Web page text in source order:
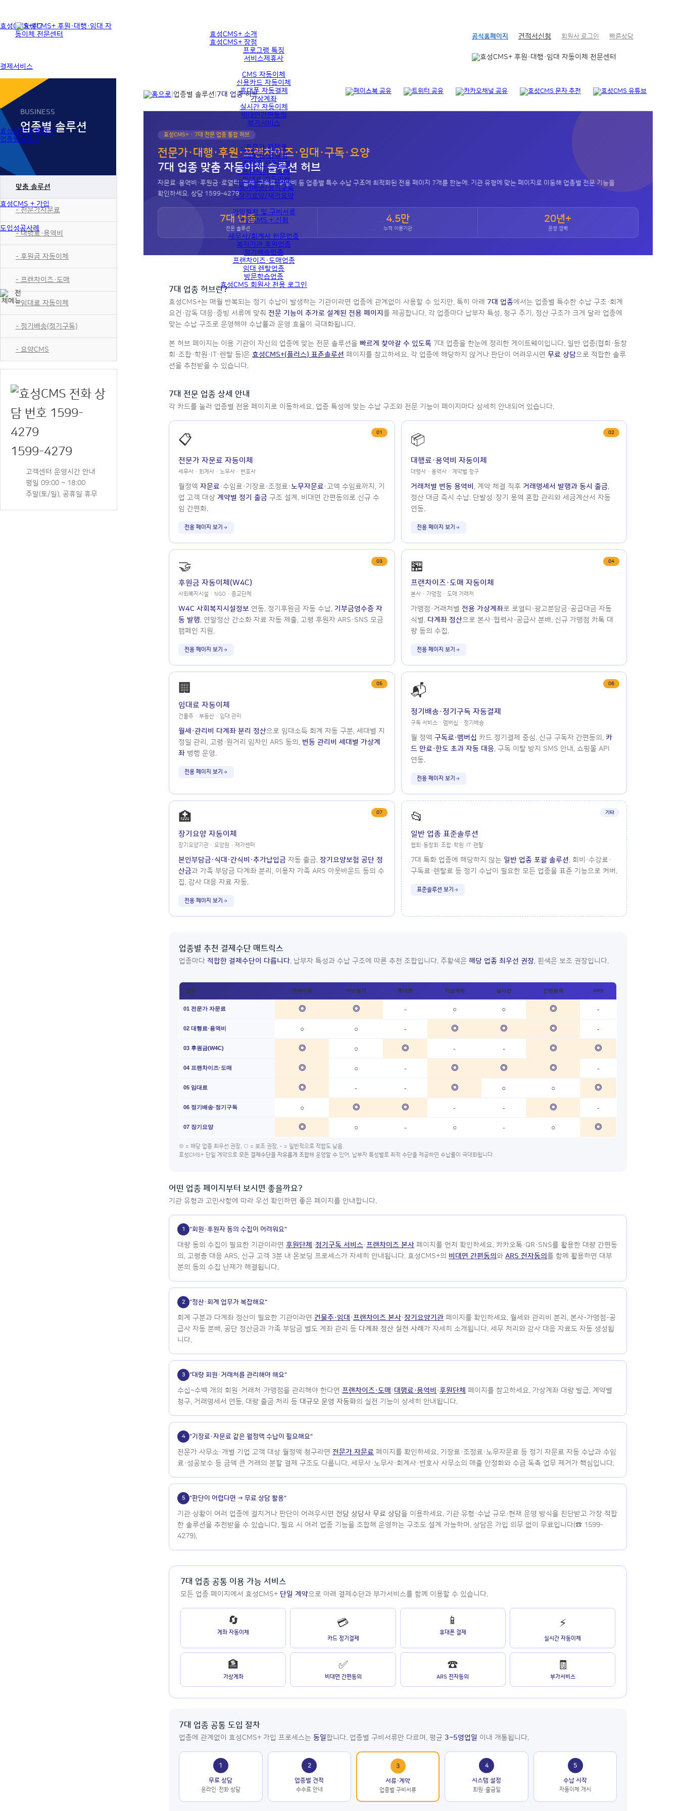
공식홈페이지 견적서신청 회원사 로그인 빠른상담
효성CMS+란?
효성CMS+ 소개
효성CMS+ 장점
프로그램 특징
서비스제휴사
결제서비스
CMS 자동이체
신용카드 자동이체
휴대폰 자동결제
가상계좌
실시간 자동이체
비대면간편동의
부가서비스
효성CMS+(플러스)
업종별솔루션
- 전문가 자문료
- 대행료·용역비
- 후원금 자동이체
- 프랜차이즈 도매
- 임대료 자동이체
- 정기배송/정기구독
- 장기요양/재가요양
효성CMS + 가입
가입절차 및 구비서류
효성CMS + 신청
도입성공사례
세무사/회계사 전문업종
복지기관 후원업종
정기배송업종
프랜차이즈·도매업종
임대 렌탈업종
방문학습업종
효성CMS 회원사 전용 로그인
BUSINESS
업종별 솔루션
맞춤 솔루션
- 전문가자문료
- 대행료·용역비
- 후원금 자동이체
- 프랜차이즈·도매
- 임대료 자동이체
- 정기배송(정기구독)
- 요양CMS
1599-4279
고객센터 운영시간 안내
평일 09:00 ~ 18:00
주말(토/일), 공휴일 휴무
| 업종별 솔루션 7대 업종 허브
효성CMS+ · 7대 전문 업종 통합 허브
전문가·대행·후원·프랜차이즈·임대·구독·요양
7대 업종 맞춤 자동이체 솔루션 허브
자문료·용역비·후원금·로열티·월세·구독료·요양비 등 업종별 특수 수납 구조에 최적화된 전용 페이지 7개를 한눈에. 기관 유형에 맞는 페이지로 이동해 업종별 전문 기능을
확인하세요. 상담 1599-4279.
7대 업종
전문 솔루션
4.5만
누적 이용기관
20년+
운영 경력
7대 업종 허브란?
효성CMS+는 매월 반복되는 정기 수납이 발생하는 기관이라면 업종에 관계없이 사용할 수 있지만, 특히 아래7대 업종에서는 업종별 특수한 수납 구조·회계
요건·감독 대응·증빙 서류에 맞춰전문 기능이 추가로 설계된 전용 페이지를 제공합니다. 각 업종마다 납부자 특성, 청구 주기, 정산 구조가 크게 달라 업종에
맞는 수납 구조로 운영해야 수납률과 운영 효율이 극대화됩니다.
본 허브 페이지는 이용 기관이 자신의 업종에 맞는 전문 솔루션을빠르게 찾아갈 수 있도록 7대 업종을 한눈에 정리한 게이트웨이입니다. 일반 업종(협회·동창
회·조합·학원·IT·렌탈 등)은효성CMS+(플러스) 표준솔루션 페이지를 참고하세요. 각 업종에 해당하지 않거나 판단이 어려우시면무료 상담으로 적합한 솔루
션을 추천받을 수 있습니다.
7대 전문 업종 상세 안내
각 카드를 눌러 업종별 전용 페이지로 이동하세요. 업종 특성에 맞는 수납 구조와 전문 기능이 페이지마다 상세히 안내되어 있습니다.
01
📋
전문가 자문료 자동이체
세무사 · 회계사 · 노무사 · 변호사
월정액자문료·수임료·기장료·조정료·노무자문료·고액 수임료까지, 기
업 고객 대상계약별 정기 출금 구조 설계. 비대면 간편동의로 신규 수
임 간편화.
전용 페이지 보기
02
📦
대행료·용역비 자동이체
대행사 · 용역사 · 계약별 청구
거래처별 변동 용역비 , 계약 체결 직후 거래명세서 발행과 동시 출금,
정산 대금 즉시 수납. 단발성·장기 용역 혼합 관리와 세금계산서 자동
연동.
전용 페이지 보기
03
🤝
후원금 자동이체(W4C)
사회복지시설 · NGO · 종교단체
W4C 사회복지시설정보 연동. 정기후원금 자동 수납, 기부금영수증 자
동 발행, 연말정산 간소화 자료 자동 제출, 고령 후원자 ARS·SNS 모금
캠페인 지원.
전용 페이지 보기
04
🏪
프랜차이즈·도매 자동이체
본사 · 가맹점 · 도매 거래처
가맹점·거래처별 전용 가상계좌로 로열티·광고분담금·공급대금 자동
식별. 다계좌 정산으로 본사·협력사·공급사 분배. 신규 가맹점 카톡 대
량 동의 수집.
전용 페이지 보기
05
🏢
임대료 자동이체
건물주 · 부동산 · 임대 관리
월세·관리비 다계좌 분리 정산으로 임대소득 회계 자동 구분. 세대별 지
정일 관리, 고령·원거리 임차인 ARS 동의, 변동 관리비 세대별 가상계
좌 병행 운영.
전용 페이지 보기
06
📬
정기배송·정기구독 자동결제
구독 서비스 · 멤버십 · 정기배송
월 정액 구독료·멤버십 카드 정기결제 중심. 신규 구독자 간편동의, 카
드 만료·한도 초과 자동 대응, 구독 이탈 방지 SMS 안내, 쇼핑몰 API
연동.
전용 페이지 보기
07
🏥
장기요양 자동이체
장기요양기관 · 요양원 · 재가센터
본인부담금·식대·간식비·추가납입금 자동 출금.장기요양보험 공단 정
산금과 가족 부담금 다계좌 분리, 이용자 가족 ARS 아웃바운드 동의 수
집, 감사 대응 자료 자동.
전용 페이지 보기
기타
📂
일반 업종 표준솔루션
협회·동창회·조합·학원·IT·렌탈
7대 특화 업종에 해당하지 않는 일반 업종 포괄 솔루션. 회비·수강료·
구독료·렌탈료 등 정기 수납이 필요한 모든 업종을 표준 기능으로 커버.
표준솔루션 보기
업종별 추천 결제수단 매트릭스
업종마다적합한 결제수단이 다릅니다. 납부자 특성과 수납 구조에 따른 추천 조합입니다. 주황색은해당 업종 최우선 권장, 흰색은 보조 권장입니다.
업종 계좌이체 카드정기 휴대폰 가상계좌 실시간 간편동의 ARS
01 전문가 자문료 ◎ ◎ - ○ ○ ◎ -
02 대행료·용역비 ○ ○ - ◎ ◎ ◎ -
03 후원금(W4C) ◎ ○ ◎ - - ◎ ◎
04 프랜차이즈·도매 ◎ ○ - ◎ ◎ ◎ -
05 임대료 ◎ - - ◎ ○ ○ ◎
06 정기배송·정기구독 ○ ◎ ◎ - - ◎ -
07 장기요양 ◎ ○ - ○ - ○ ◎
◎ = 해당 업종 최우선 권장, ○ = 보조 권장, - = 일반적으로 적합도 낮음.
효성CMS+ 단일 계약으로모든 결제수단을 자유롭게 조합해 운영할 수 있어, 납부자 특성별로 최적 수단을 제공하면 수납률이 극대화됩니다.
어떤 업종 페이지부터 보시면 좋을까요?
기관 유형과 고민사항에 따라 우선 확인하면 좋은 페이지를 안내합니다.
1 "회원·후원자 동의 수집이 어려워요"
대량 동의 수집이 필요한 기관이라면후원단체 ·정기구독 서비스·프랜차이즈 본사 페이지를 먼저 확인하세요. 카카오톡·QR·SNS를 활용한 대량 간편동
의, 고령층 대응 ARS, 신규 고객 3분 내 온보딩 프로세스가 자세히 안내됩니다. 효성CMS+의 비대면 간편동의와ARS 전자동의를 함께 활용하면 대부
분의 동의 수집 난제가 해결됩니다.
2 "정산·회계 업무가 복잡해요"
회계 구분과 다계좌 정산이 필요한 기관이라면 건물주·임대 ·프랜차이즈 본사·장기요양기관 페이지를 확인하세요. 월세와 관리비 분리, 본사-가맹점-공
급사 자동 분배, 공단 정산금과 가족 부담금 별도 계좌 관리 등 다계좌 정산 실전 사례 가 자세히 소개됩니다. 세무 처리와 감사 대응 자료도 자동 생성됩
니다.
3 "대량 회원·거래처를 관리해야 해요"
수십~수백 개의 회원·거래처·가맹점을 관리해야 한다면프랜차이즈·도매 ·대행료·용역비 ·후원단체 페이지를 참고하세요. 가상계좌 대량 발급, 계약별
청구, 거래명세서 연동, 대량 출금 처리 등 대규모 운영 자동화의 실전 기능이 상세히 안내됩니다.
4 "기장료·자문료 같은 월정액 수납이 필요해요"
전문가 사무소·개별 기업 고객 대상 월정액 청구라면전문가 자문료 페이지를 확인하세요. 기장료·조정료·노무자문료 등 정기 자문료 자동 수납과 수임
료·성공보수 등 금액 큰 거래의 분할 결제 구조도 다룹니다. 세무사·노무사·회계사·변호사 사무소의 매출 안정화와 수금 독촉 업무 제거가 핵심입니다.
5 "판단이 어렵다면 → 무료 상담 활용"
기관 상황이 여러 업종에 걸치거나 판단이 어려우시면 전담 상담사 무료 상담을 이용하세요. 기관 유형·수납 규모·현재 운영 방식을 진단받고 가장 적합
한 솔루션을 추천받을 수 있습니다. 필요 시 여러 업종 기능을 조합해 운영하는 구조도 설계 가능하며, 상담은 가입 의무 없이 무료입니다(☎ 1599-
4279).
7대 업종 공통 이용 가능 서비스
모든 업종 페이지에서 효성CMS+ 단일 계약으로 아래 결제수단과 부가서비스를 함께 이용할 수 있습니다.
🔄
계좌 자동이체
💳
카드 정기결제
📱
휴대폰 결제
⚡
실시간 자동이체
🏦
가상계좌
✅
비대면 간편동의
☎
ARS 전자동의
🧾
부가서비스
7대 업종 공통 도입 절차
업종에 관계없이 효성CMS+ 가입 프로세스는동일합니다. 업종별 구비서류만 다르며, 평균 3~5영업일 이내 개통됩니다.
1
무료 상담
온라인·전화 상담
2
업종별 견적
수수료 안내
3
서류·계약
업종별 구비서류
4
시스템 설정
회원·출금일
5
수납 시작
자동이체 개시